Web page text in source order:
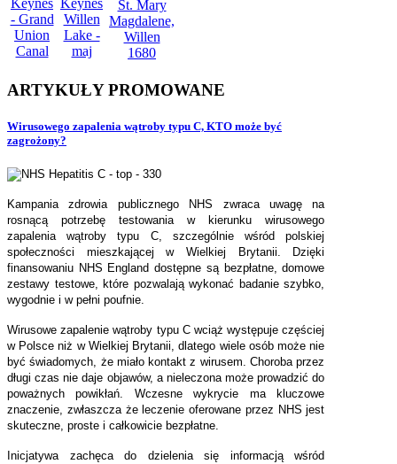
ARTYKUŁYPROMOWANE
Wirusowego zapalenia wątroby typu C, KTO może być
zagrożony?
Kampania zdrowia publicznego NHS zwraca uwagę na
rosnącą potrzebę testowania w kierunku wirusowego
zapalenia wątroby typu C, szczególnie wśród polskiej
społeczności mieszkającej w Wielkiej Brytanii. Dzięki
finansowaniu NHS England dostępne są bezpłatne, domowe
zestawy testowe, które pozwalają wykonać badanie szybko,
wygodnie i w pełni poufnie.
Wirusowe zapalenie wątroby typu C wciąż występuje częściej
w Polsce niż w Wielkiej Brytanii, dlatego wiele osób może nie
być świadomych, że miało kontakt z wirusem. Choroba przez
długi czas nie daje objawów, a nieleczona może prowadzić do
poważnych powikłań. Wczesne wykrycie ma kluczowe
znaczenie, zwłaszcza że leczenie oferowane przez NHS jest
skuteczne, proste i całkowicie bezpłatne.
Inicjatywa zachęca do dzielenia się informacją wśród